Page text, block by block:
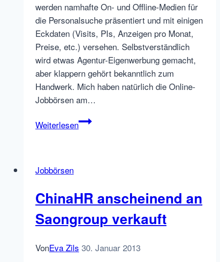
werden namhafte On- und Offline-Medien für
die Personalsuche präsentiert und mit einigen
Eckdaten (Visits, PIs, Anzeigen pro Monat,
Preise, etc.) versehen. Selbstverständlich
wird etwas Agentur-Eigenwerbung gemacht,
aber klappern gehört bekanntlich zum
Handwerk. Mich haben natürlich die Online-
Jobbörsen am…
WeiterlesenJobbörsen
Unterkategorien
Jobbörsen
ChinaHR anscheinend an
Saongroup verkauft
VonEva Zils 30. Januar 2013